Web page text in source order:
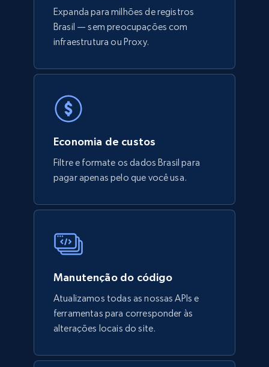
Expanda para milhões de registros
Brasil — sem preocupações com
infraestrutura ou Proxy.
Economia de custos
Filtre e formate os dados Brasil para
pagar apenas pelo que você usa.
Manutenção do código
Atualizamos todas as nossas APIs e
ferramentas para corresponder às
alterações locais do site.